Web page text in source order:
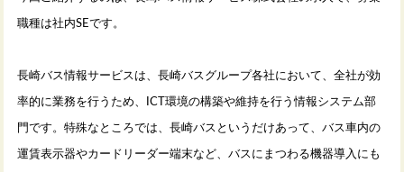
職種は社内SEです。
長崎バス情報サービスは、長崎バスグループ各社において、全社が効
率的に業務を行うため、 ICT環境の構築や維持を行う情報システム部
門です。特殊なところでは、長崎バスというだけあって、バス車内の
運賃表示器やカードリーダー端末など、バスにまつわる機器導入にも